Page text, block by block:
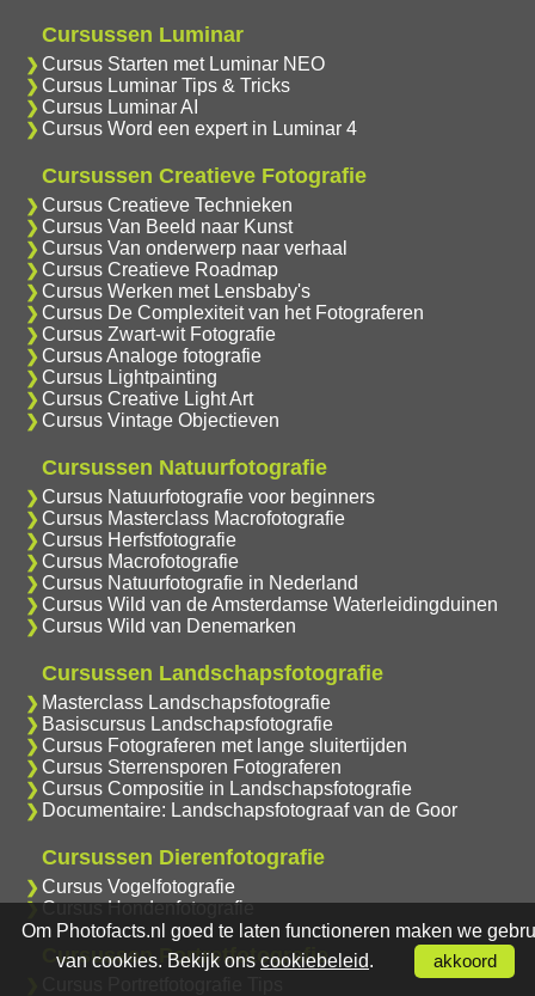
Cursussen Luminar
Cursus Starten met Luminar NEO
Cursus Luminar Tips & Tricks
Cursus Luminar AI
Cursus Word een expert in Luminar 4
Cursussen Creatieve Fotografie
Cursus Creatieve Technieken
Cursus Van Beeld naar Kunst
Cursus Van onderwerp naar verhaal
Cursus Creatieve Roadmap
Cursus Werken met Lensbaby's
Cursus De Complexiteit van het Fotograferen
Cursus Zwart-wit Fotografie
Cursus Analoge fotografie
Cursus Lightpainting
Cursus Creative Light Art
Cursus Vintage Objectieven
Cursussen Natuurfotografie
Cursus Natuurfotografie voor beginners
Cursus Masterclass Macrofotografie
Cursus Herfstfotografie
Cursus Macrofotografie
Cursus Natuurfotografie in Nederland
Cursus Wild van de Amsterdamse Waterleidingduinen
Cursus Wild van Denemarken
Cursussen Landschapsfotografie
Masterclass Landschapsfotografie
Basiscursus Landschapsfotografie
Cursus Fotograferen met lange sluitertijden
Cursus Sterrensporen Fotograferen
Cursus Compositie in Landschapsfotografie
Documentaire: Landschapsfotograaf van de Goor
Cursussen Dierenfotografie
Cursus Vogelfotografie
Cursus Hondenfotografie
Cursussen Portretfotografie
Om Photofacts.nl goed te laten functioneren maken we
van cookies. Bekijk ons cookiebeleid. akkoord